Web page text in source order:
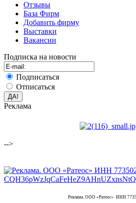
Отзывы
База Фирм
Добавить фирму
Выставки
Вакансии
Подписка на новости
Подписаться
Отписаться
Реклама
-->
Реклама. ООО «Ратеос» ИНН